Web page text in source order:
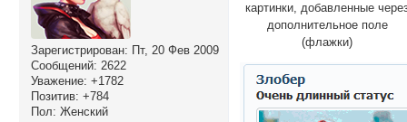
Зарегистрирован: Пт, 20 Фев 2009
Сообщений: 2622
Уважение: +1782
Позитив: +784
Пол: Женский
картинки, добавленные
дополнительное поле
(флажки)